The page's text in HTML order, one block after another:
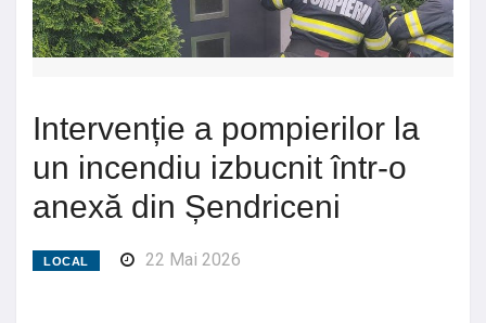
Intervenție a pompierilor la
un incendiu izbucnit într-o
anexă din Șendriceni
LOCAL 22 Mai 2026